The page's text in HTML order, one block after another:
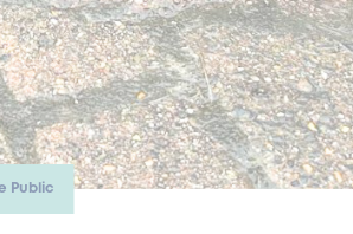
Public